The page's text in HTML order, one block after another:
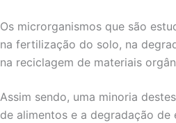
Os microrganismos que são
na fertilização do solo, na
na reciclagem de materiais
Assim sendo, uma minoria
de alimentos e a degradação de